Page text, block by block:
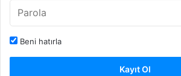
Beni hatırla
Kayıt Ol